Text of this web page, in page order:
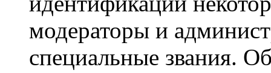
модераторы и
специальные звания.